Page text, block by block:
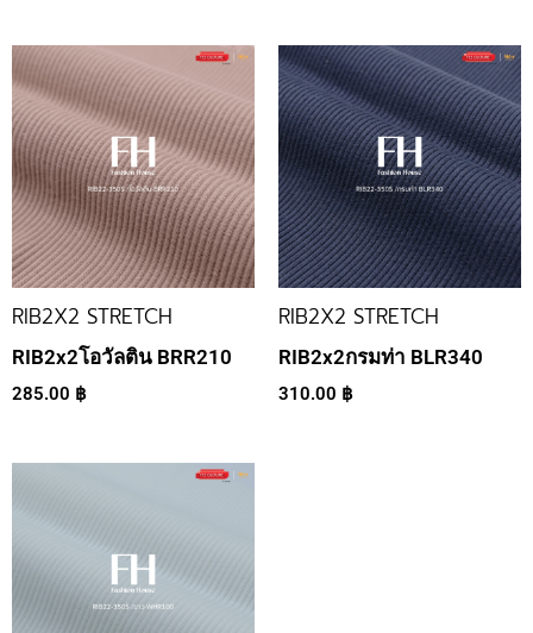
RIB2X2 STRETCH
RIB2x2โอวัลติน BRR210
285.00 ฿
RIB2X2 STRETCH
RIB2x2กรมท่า BLR340
310.00 ฿